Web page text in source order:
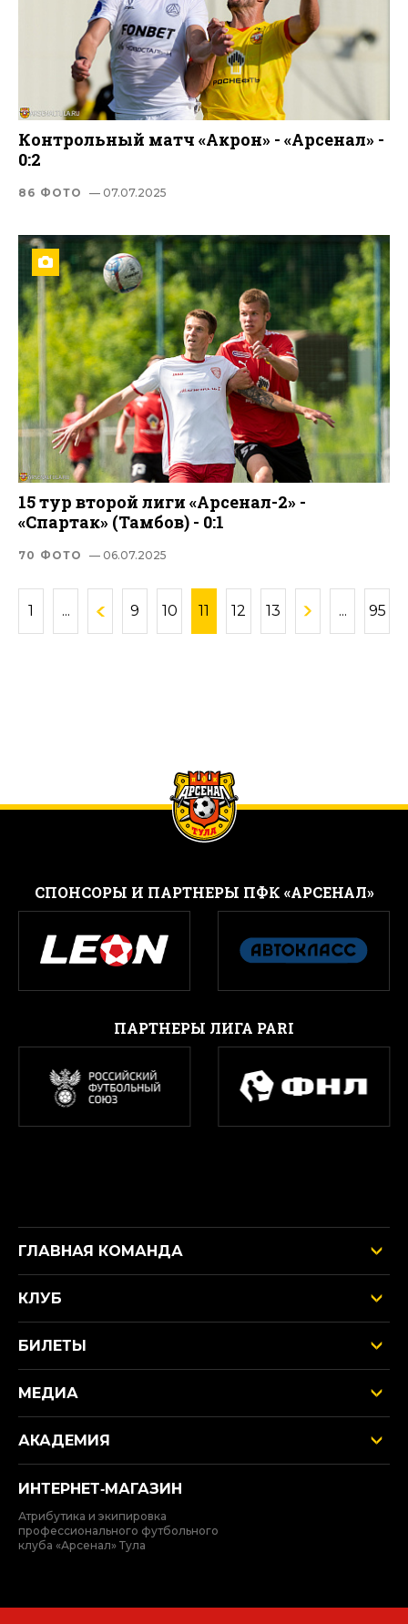
Контрольный матч «Акрон» - «Арсенал» -
0:2
86 ФОТО — 07.07.2025
15 тур второй лиги «Арсенал-2» -
«Спартак» (Тамбов) - 0:1
70 ФОТО — 06.07.2025
1 ... 9 10 11 12 13 ... 95
CПОНСОРЫ И ПАРТНЕРЫ ПФК «АРСЕНАЛ»
ПАРТНЕРЫ ЛИГА PARI
ГЛАВНАЯ КОМАНДА
КЛУБ
БИЛЕТЫ
МЕДИА
АКАДЕМИЯ
ИНТЕРНЕТ‑МАГАЗИН
Атрибутика и экипировка
профессионального футбольного
клуба «Арсенал» Тула